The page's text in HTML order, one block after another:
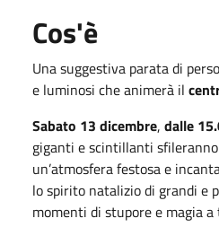
Cos'è
Una suggestiva parata di
e luminosi che animerà il
Sabato 13 dicembre, dalle
giganti e scintillanti
un’atmosfera festosa e
lo spirito natalizio di grandi e
momenti di stupore e magia